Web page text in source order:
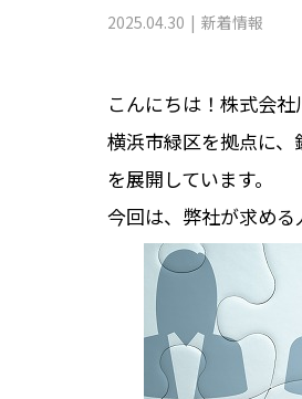
2025.04.30 新着情報
こんにちは！株式会社
横浜市緑区を拠点に
を展開しています。
今回は、弊社が求める